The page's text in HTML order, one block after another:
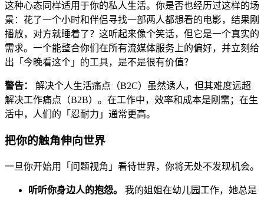
这种心态同样适用于你的私人生活。你是否也经历过这样的场
景：花了一个小时和伴侣寻找一部两人都想看的电影，结果刚
播放，对方就睡着了？这听起来像个笑话，但它是一个真实的
需求。一个能整合你们在所有流媒体服务上的偏好，并立刻给
出「今晚看这个」的工具，是不是很有价值？
警告：
解决个人生活痛点（B2C）虽然诱人，但其难度远超
解决工作痛点（B2B）。在工作中，效率和成本是刚需；在生
活中，人们的「忍耐力」通常更高。
把你的触角伸向世界
一旦你开始用「问题视角」看待世界，你将无处不发现机会。
听听你身边人的抱怨。
我的姐姐在幼儿园工作，她总是